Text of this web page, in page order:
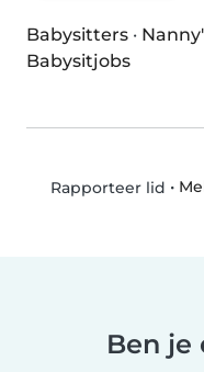
Babysitters ·
Babysitjobs
Rapporteer lid •
Ben je